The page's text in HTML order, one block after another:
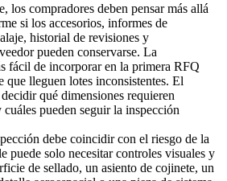
los compradores deben pensar más allá
si los accesorios, informes de
historial de revisiones y
pueden conservarse. La
fácil de incorporar en la primera RFQ
que lleguen lotes inconsistentes. El
qué dimensiones requieren
pueden seguir la inspección
debe coincidir con el riesgo de la
puede solo necesitar controles visuales y
de sellado, un asiento de cojinete, un